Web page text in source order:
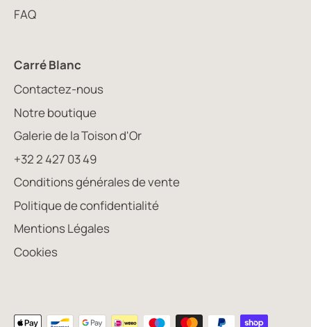
FAQ
Carré Blanc
Contactez-nous
Notre boutique
Galerie de la Toison d'Or
+32 2 427 03 49
Conditions générales de vente
Politique de confidentialité
Mentions Légales
Cookies